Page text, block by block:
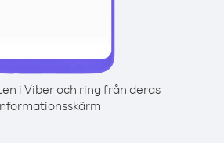
i Viber och ring från deras